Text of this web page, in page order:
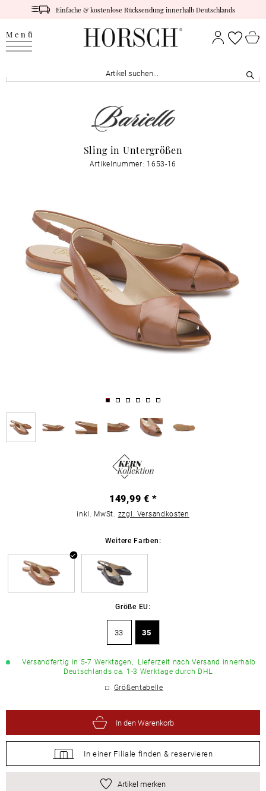
Einfache & kostenlose Rücksendung innerhalb Deutschlands
Menü
Sling in Untergrößen
Artikelnummer: 1653-16
149,99 € *
inkl. MwSt. zzgl. Versandkosten
Weitere Farben:
Größe EU:
33 35
Versandfertig in 5-7 Werktagen, Lieferzeit nach Versand innerhalb
Deutschlands ca. 1-3 Werktage durch DHL.
Größentabelle
In den Warenkorb
In einer Filiale finden & reservieren
Artikel merken